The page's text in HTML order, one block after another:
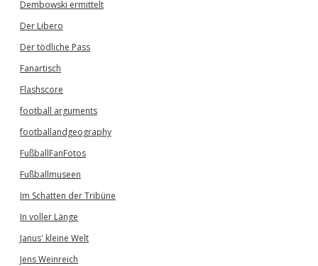
Dembowski ermittelt
Der Libero
Der tödliche Pass
Fanartisch
Flashscore
football arguments
footballandgeography
FußballFanFotos
Fußballmuseen
Im Schatten der Tribüne
In voller Länge
Janus' kleine Welt
Jens Weinreich